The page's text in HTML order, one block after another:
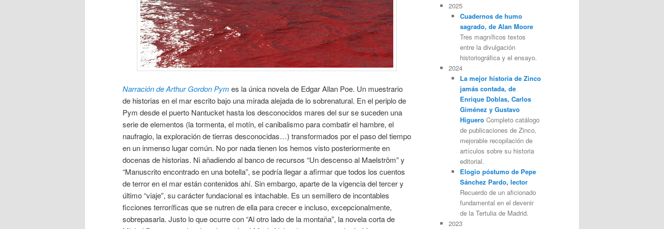
Narración de Arthur Gordon Pym es la única novela de Edgar Allan Poe. Un muestrario
de historias en el mar escrito bajo una mirada alejada de lo sobrenatural. En el periplo de
Pym desde el puerto Nantucket hasta los desconocidos mares del sur se suceden una
serie de elementos (la tormenta, el motín, el canibalismo para combatir el hambre, el
naufragio, la exploración de tierras desconocidas…) transformados por el paso del tiempo
en un inmenso lugar común. No por nada tienen los hemos visto posteriormente en
docenas de historias. Ni añadiendo al banco de recursos “Un descenso al Maelström” y
“Manuscrito encontrado en una botella”, se podría llegar a afirmar que todos los cuentos
de terror en el mar están contenidos ahí. Sin embargo, aparte de la vigencia del tercer y
último “viaje”, su carácter fundacional es intachable. Es un semillero de incontables
ficciones terroríficas que se nutren de ella para crecer e incluso, excepcionalmente,
sobrepasarla. Justo lo que ocurre con “Al otro lado de la montaña”, la novela corta de
2025
Cuadernos de humo
sagrado, de Alan Moore
Tres magníficos textos
entre la divulgación
historiográfica y el ensayo.
2024
La mejor historia de Zinco
jamás contada, de
Enrique Doblas, Carlos
Giménez y Gustavo
HigueroCompleto catálogo
de publicaciones de Zinco,
mejorable recopilación de
artículos sobre su historia
editorial.
Elogio póstumo de Pepe
Sánchez Pardo, lector
Recuerdo de un aficionado
fundamental en el devenir
de la Tertulia de Madrid.
2023